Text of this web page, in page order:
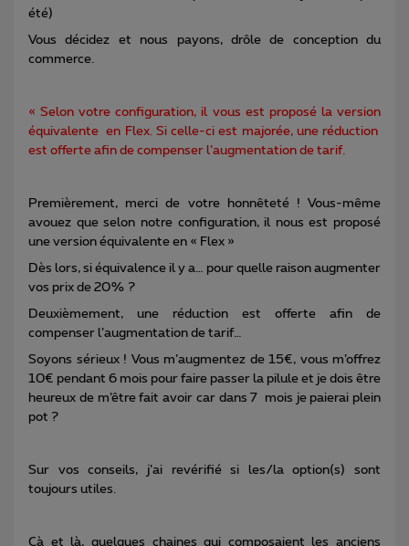
été)
Vous décidez et nous payons, drôle de conception du
commerce.
« Selon votre configuration, il vous est proposé la version
équivalente en Flex. Si celle-ci est majorée, une réduction
est offerte afin de compenser l’augmentation de tarif.
Premièrement, merci de votre honnêteté ! Vous-même
avouez que selon notre configuration, il nous est proposé
une version équivalente en « Flex »
Dès lors, si équivalence il y a… pour quelle raison augmenter
vos prix de 20% ?
Deuxièmement, une réduction est offerte afin de
compenser l’augmentation de tarif…
Soyons sérieux ! Vous m’augmentez de 15€, vous m’offrez
10€ pendant 6 mois pour faire passer la pilule et je dois être
heureux de m’être fait avoir car dans 7 mois je paierai plein
pot ?
Sur vos conseils, j’ai revérifié si les/la option(s) sont
toujours utiles.
Çà et là, quelques chaines qui composaient les anciens